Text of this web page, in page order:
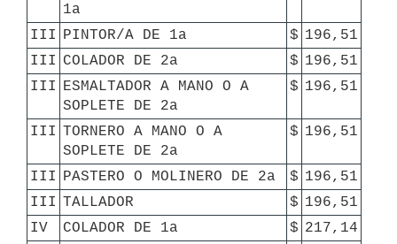
1a
III PINTOR/A DE 1a $ 196,51
III COLADOR DE 2a $ 196,51
III
ESMALTADOR A MANO O A
SOPLETE DE 2a
$ 196,51
III TORNERO A MANO O A
SOPLETE DE 2a
$ 196,51
III PASTERO O MOLINERO DE 2a $ 196,51
III TALLADOR $ 196,51
IV
COLADOR DE 1a $ 217,14